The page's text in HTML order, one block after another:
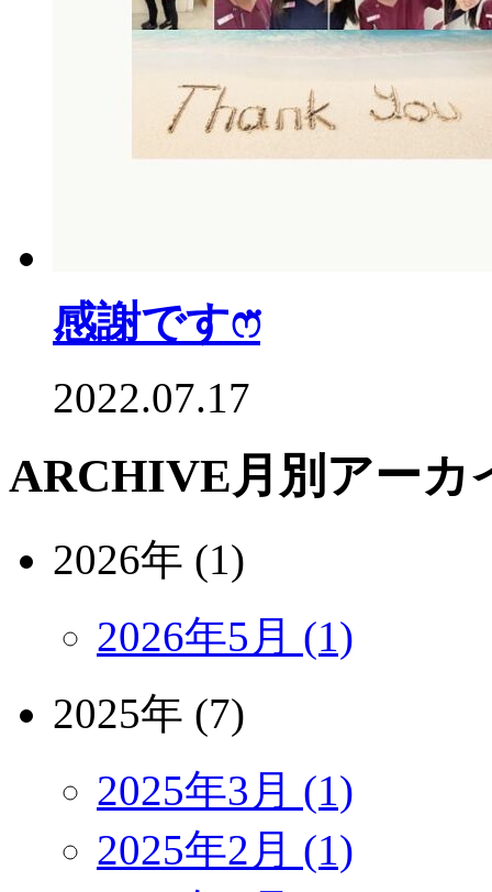
感謝ですෆ̈
2022.07.17
ARCHIVE月別アーカ
2026年 (1)
2026年5月 (1)
2025年 (7)
2025年3月 (1)
2025年2月 (1)